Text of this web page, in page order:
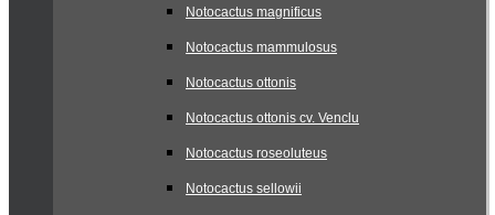
Notocactus magnificus
Notocactus mammulosus
Notocactus ottonis
Notocactus ottonis cv. Venclu
Notocactus roseoluteus
Notocactus sellowii